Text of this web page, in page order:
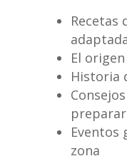
Recetas
El
Historia
Eventos
zona